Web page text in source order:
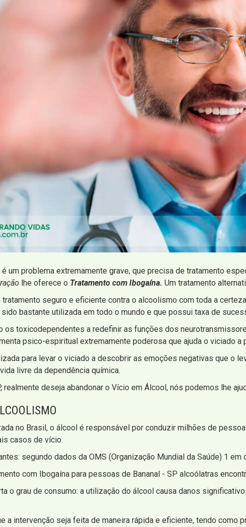
um problema extremamente grave, que precisa de tratamento
lhe oferece o Tratamento com Ibogaína. Um tratamento
seguro e eficiente contra o alcoolismo com toda a
bastante utilizada em todo o mundo e que possui taxa de
os toxicodependentes a redefinir as funções dos
psico-espiritual extremamente poderosa que ajuda o viciado
para levar o viciado a descobrir as emoções negativas que o
livre da dependência química.
realmente deseja abandonar o Vício em Álcool, nós podemos lhe
no Brasil, o álcool é responsável por conduzir milhões de
casos de vício.
segundo dados da OMS (Organização Mundial da Saúde) 1 em
com Ibogaína para pessoas de Bananal - SP alcoólatras
o grau de consumo: a utilização do álcool causa danos
a intervenção seja feita de maneira rápida e eficiente, tendo como